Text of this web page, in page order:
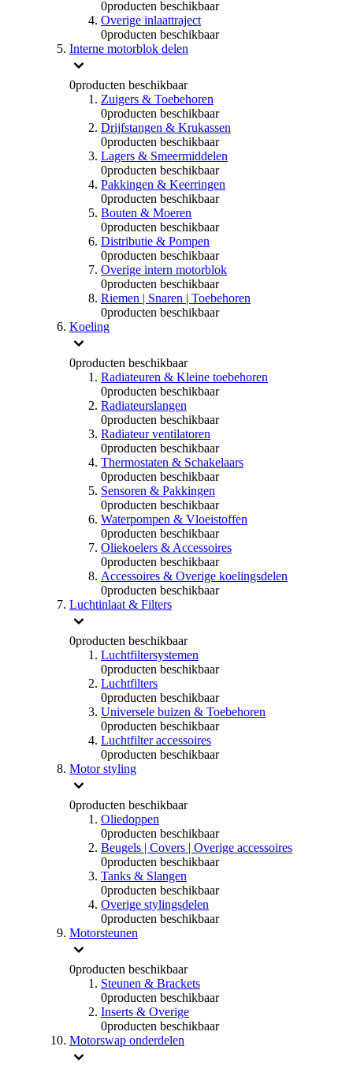
0producten beschikbaar
Overige inlaattraject
0producten beschikbaar
Interne motorblok delen
0producten beschikbaar
Zuigers & Toebehoren
0producten beschikbaar
Drijfstangen & Krukassen
0producten beschikbaar
Lagers & Smeermiddelen
0producten beschikbaar
Pakkingen & Keerringen
0producten beschikbaar
Bouten & Moeren
0producten beschikbaar
Distributie & Pompen
0producten beschikbaar
Overige intern motorblok
0producten beschikbaar
Riemen | Snaren | Toebehoren
0producten beschikbaar
Koeling
0producten beschikbaar
Radiateuren & Kleine toebehoren
0producten beschikbaar
Radiateurslangen
0producten beschikbaar
Radiateur ventilatoren
0producten beschikbaar
Thermostaten & Schakelaars
0producten beschikbaar
Sensoren & Pakkingen
0producten beschikbaar
Waterpompen & Vloeistoffen
0producten beschikbaar
Oliekoelers & Accessoires
0producten beschikbaar
Accessoires & Overige koelingsdelen
0producten beschikbaar
Luchtinlaat & Filters
0producten beschikbaar
Luchtfiltersystemen
0producten beschikbaar
Luchtfilters
0producten beschikbaar
Universele buizen & Toebehoren
0producten beschikbaar
Luchtfilter accessoires
0producten beschikbaar
Motor styling
0producten beschikbaar
Oliedoppen
0producten beschikbaar
Beugels | Covers | Overige accessoires
0producten beschikbaar
Tanks & Slangen
0producten beschikbaar
Overige stylingsdelen
0producten beschikbaar
Motorsteunen
0producten beschikbaar
Steunen & Brackets
0producten beschikbaar
Inserts & Overige
0producten beschikbaar
Motorswap onderdelen